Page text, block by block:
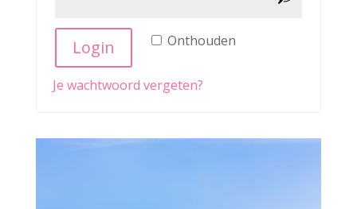
Alternative: Onthouden
Login
Je wachtwoord vergeten?